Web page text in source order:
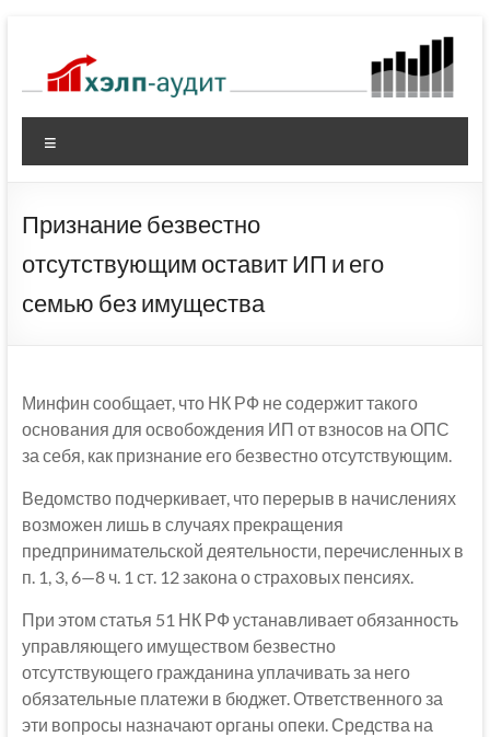
содержимому
Признание безвестно
отсутствующим оставит ИП и его
семью без имущества
Минфин сообщает, что НК РФ не содержит такого
основания для освобождения ИП от взносов на ОПС
за себя, как признание его безвестно отсутствующим.
Ведомство подчеркивает, что перерыв в начислениях
возможен лишь в случаях прекращения
предпринимательской деятельности, перечисленных в
п. 1, 3, 6—8 ч. 1 ст. 12 закона о страховых пенсиях.
При этом статья 51 НК РФ устанавливает обязанность
управляющего имуществом безвестно
отсутствующего гражданина уплачивать за него
обязательные платежи в бюджет. Ответственного за
эти вопросы назначают органы опеки. Средства на